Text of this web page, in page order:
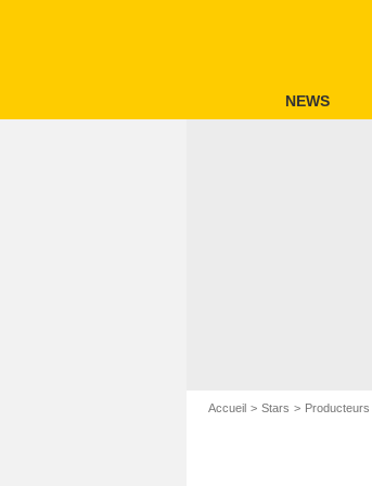
NEWS
Accueil Stars Producteurs